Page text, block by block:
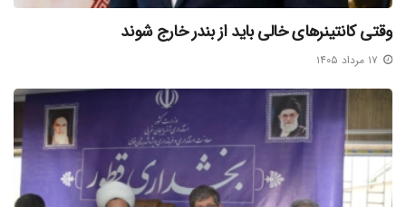
وقتی کانتینرهای خالی باید از بندر خارج شوند